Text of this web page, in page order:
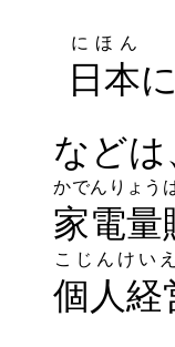
日本
にほん
などは
家電量
かでんりょう
個人経
こじんけい